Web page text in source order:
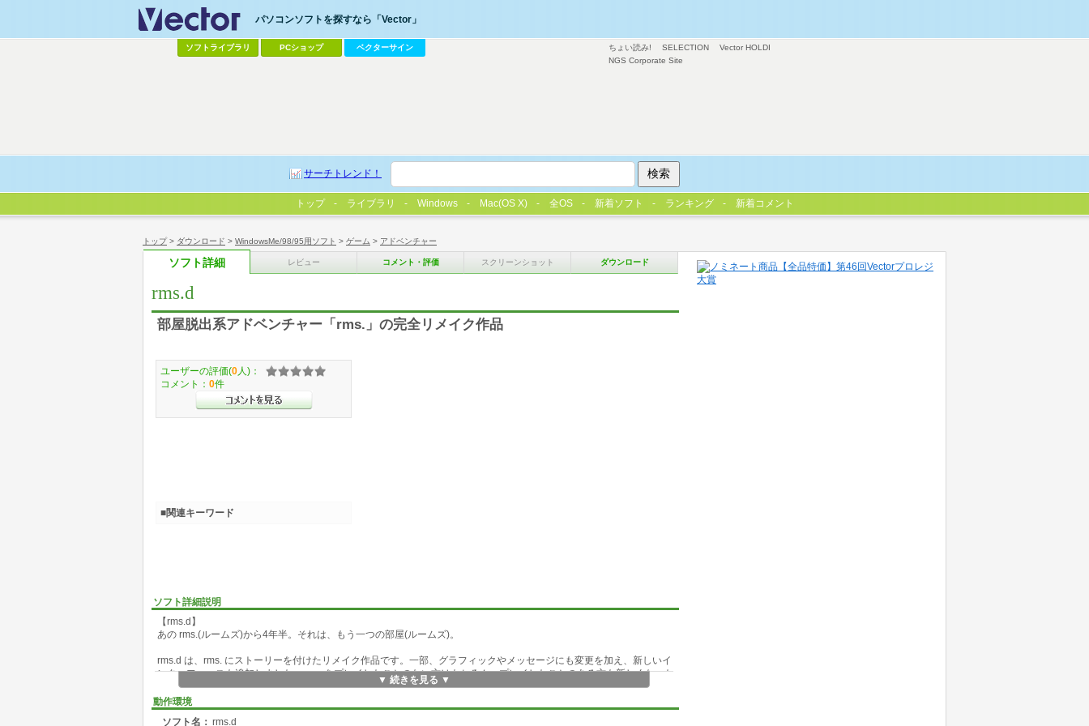
トップ> ダウンロード > WindowsMe/98/95用ソフト > ゲーム > アドベンチャー
ソフト詳細 レビュー コメント・評価 スクリーンショット ダウンロード
rms.d
部屋脱出系アドベンチャー「rms.」の完全リメイク作品
ソフト詳細説明
【rms.d】
あの rms.(ルームズ)から4年半。それは、もう一つの部屋(ルームズ)。
rms.d は、rms. にストーリーを付けたリメイク作品です。一部、グラフィックやメッセージにも変更を加え、新しいイ
ンターフェースも追加しました。rms. をプレイしたことのない方はもちろん、プレイしたことのある方も新しくなった
rms. を楽しんで下さい。
【rms.とは?】
▼ 続きを見る ▼
動作環境
ソフト名： rms.d
ユーザーの評価(0 人)：
コメント： 0件
■関連キーワード
ちょい読み! SELECTION
Vector HOLDI
NGS Corporate Site
パソコンソフトを探すなら「Vector」
ソフトライブラリ PCショップ ベクターサイン
サーチトレンド！
トップ ライブラリ Windows Mac(OS X) 全OS 新着ソフト ランキング 新着コメント